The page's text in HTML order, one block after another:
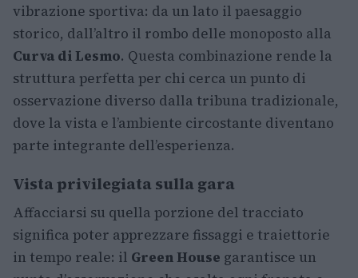
vibrazione sportiva: da un lato il paesaggio
storico, dall’altro il rombo delle monoposto alla
Curva di Lesmo. Questa combinazione rende la
struttura perfetta per chi cerca un punto di
osservazione diverso dalla tribuna tradizionale,
dove la vista e l’ambiente circostante diventano
parte integrante dell’esperienza.
Vista privilegiata sulla gara
Affacciarsi su quella porzione del tracciato
significa poter apprezzare fissaggi e traiettorie
in tempo reale: il Green House garantisce un